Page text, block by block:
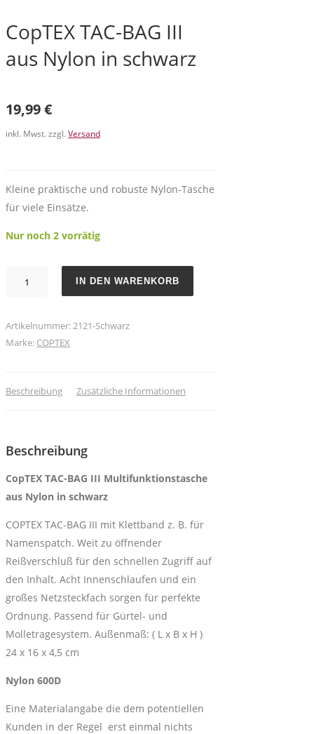
CopTEX TAC-BAG III
aus Nylon in schwarz
19,99€
inkl. Mwst. zzgl. Versand
Kleine praktische und robuste Nylon-Tasche
für viele Einsätze.
Nur noch 2 vorrätig
III
aus
schwarz
IN DEN WARENKORB
Artikelnummer:2121-Schwarz
Marke: COPTEX
Beschreibung Zusätzliche Informationen
Beschreibung
CopTEX TAC-BAG III Multifunktionstasche
aus Nylon in schwarz
COPTEX TAC-BAG III mit Klettband z. B. für
Namenspatch. Weit zu öffnender
Reißverschluß für den schnellen Zugriff auf
den Inhalt. Acht Innenschlaufen und ein
großes Netzsteckfach sorgen für perfekte
Ordnung. Passend für Gürtel- und
Molletragesystem. Außenmaß: ( L x B x H )
24 x 16 x 4,5 cm
Nylon 600D
Eine Materialangabe die dem potentiellen
Kunden in der Regel erst einmal nichts